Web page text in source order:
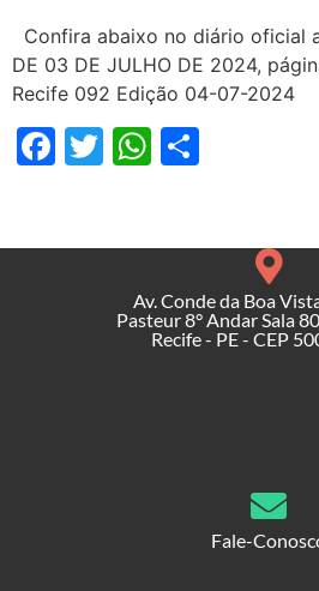
Confira abaixo no diário oficial
DE 03 DE JULHO DE 2024,
Recife 092 Edição 04-07-2024
Facebook
TwitterWhatsApp
Av. Conde da Boa
Pasteur 8° Andar Sala
Recife - PE - CEP
Fale-